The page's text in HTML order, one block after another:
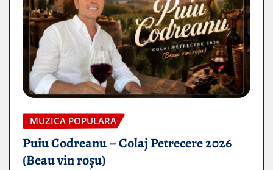
MUZICA POPULARA
Puiu Codreanu – Colaj Petrecere 2026
(Beau vin roșu)